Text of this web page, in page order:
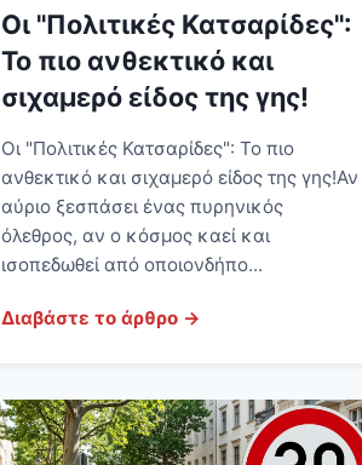
Οι "Πολιτικές Κατσαρίδες":
Το πιο ανθεκτικό και
σιχαμερό είδος της γης!
Οι "Πολιτικές Κατσαρίδες": Το πιο
ανθεκτικό και σιχαμερό είδος της γης! Αν
αύριο ξεσπάσει ένας πυρηνικός
όλεθρος, αν ο κόσμος καεί και
ισοπεδωθεί από οποιονδήπο...
Διαβάστε το άρθρο →